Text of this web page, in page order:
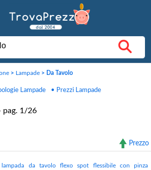
> Lampade > Da Tavolo
Lampade • Prezzi Lampade
pag. 1/26
Prezzo
lampada da tavolo flexo spot flessibile con pinza